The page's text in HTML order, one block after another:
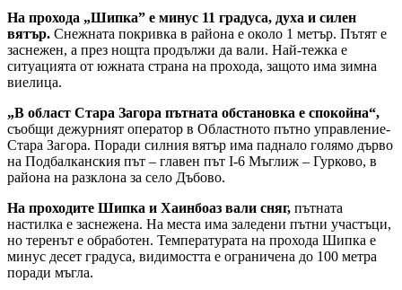
На прохода „Шипка” е минус 11 градуса, духа и силен
вятър. Снежната покривка в района е около 1 метър. Пътят е
заснежен, а през нощта продължи да вали. Най-тежка е
ситуацията от южната страна на прохода, защото има зимна
виелица.
„В област Стара Загора пътната обстановка e спокойна“,
съобщи дежурният оператор в Областното пътно управление-
Стара Загора. Поради силния вятър има паднало голямо дърво
на Подбалканския път – главен път I-6 Мъглиж – Гурково, в
района на разклона за село Дъбово.
На проходите Шипка и Хаинбоаз вали сняг, пътната
настилка е заснежена. На места има заледени пътни участъци,
но теренът е обработен. Температурата на прохода Шипка е
минус десет градуса, видимостта е ограничена до 100 метра
поради мъгла.